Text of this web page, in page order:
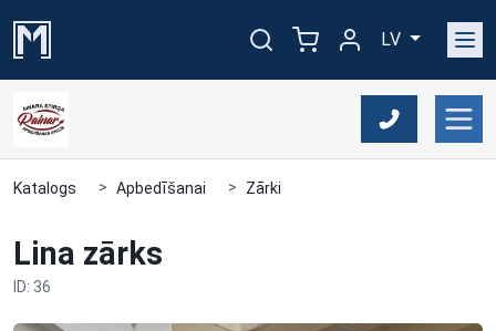
LV
Katalogs Apbedīšanai Zārki
Lina zārks
ID: 36